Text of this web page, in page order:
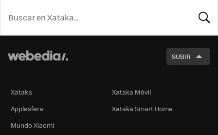
SUBIR
Xataka
Xataka Móvil
Applesfera
Xataka Smart Home
Mundo Xiaomi